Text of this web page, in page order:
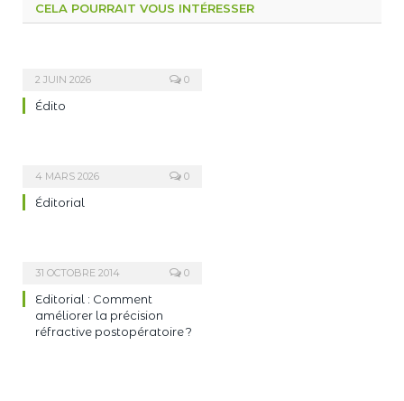
CELA POURRAIT VOUS INTÉRESSER
2 JUIN 2026 0
Édito
4 MARS 2026 0
Éditorial
31 OCTOBRE 2014 0
Editorial : Comment
améliorer la précision
réfractive postopératoire ?